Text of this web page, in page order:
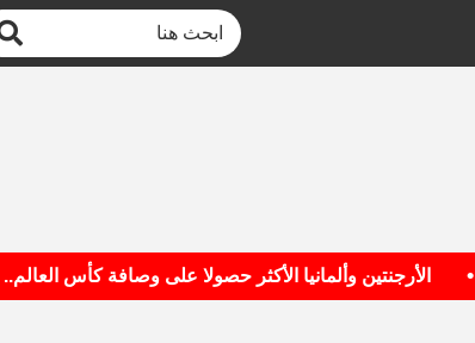
الأرجنتين وألمانيا الأكثر حصولا على وصافة كأس العالم.. اعرف